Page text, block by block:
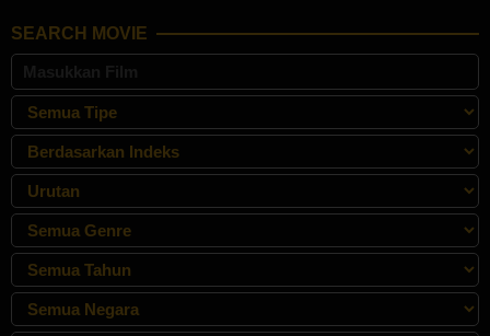
SEARCH MOVIE